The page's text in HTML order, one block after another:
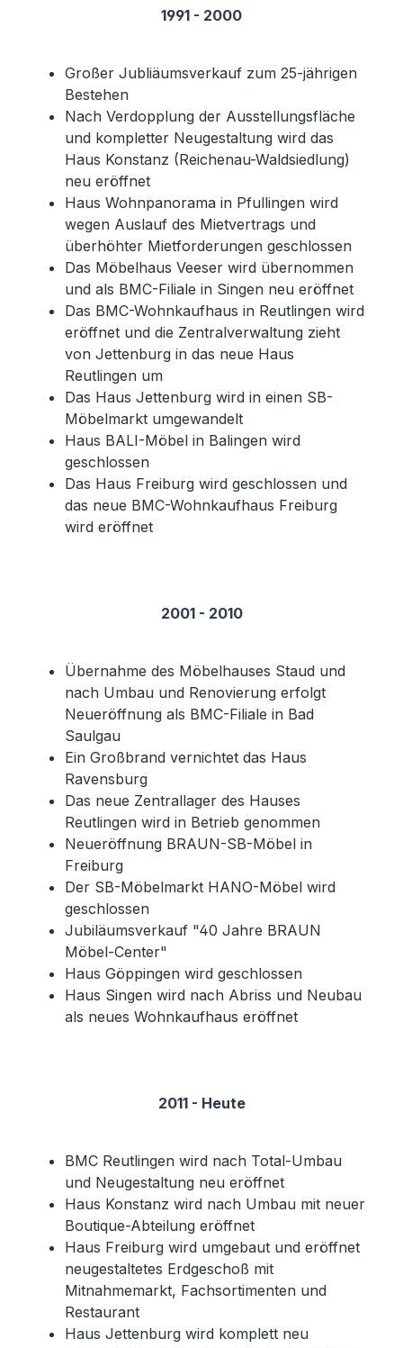
1991 - 2000
Großer Jubliäumsverkauf zum 25-jährigen
Bestehen
Nach Verdopplung der Ausstellungsfläche
und kompletter Neugestaltung wird das
Haus Konstanz (Reichenau-Waldsiedlung)
neu eröffnet
Haus Wohnpanorama in Pfullingen wird
wegen Auslauf des Mietvertrags und
überhöhter Mietforderungen geschlossen
Das Möbelhaus Veeser wird übernommen
und als BMC-Filiale in Singen neu eröffnet
Das BMC-Wohnkaufhaus in Reutlingen wird
eröffnet und die Zentralverwaltung zieht
von Jettenburg in das neue Haus
Reutlingen um
Das Haus Jettenburg wird in einen SB-
Möbelmarkt umgewandelt
Haus BALI-Möbel in Balingen wird
geschlossen
Das Haus Freiburg wird geschlossen und
das neue BMC-Wohnkaufhaus Freiburg
wird eröffnet
2001 - 2010
Übernahme des Möbelhauses Staud und
nach Umbau und Renovierung erfolgt
Neueröffnung als BMC-Filiale in Bad
Saulgau
Ein Großbrand vernichtet das Haus
Ravensburg
Das neue Zentrallager des Hauses
Reutlingen wird in Betrieb genommen
Neueröffnung BRAUN-SB-Möbel in
Freiburg
Der SB-Möbelmarkt HANO-Möbel wird
geschlossen
Jubiläumsverkauf "40 Jahre BRAUN
Möbel-Center"
Haus Göppingen wird geschlossen
Haus Singen wird nach Abriss und Neubau
als neues Wohnkaufhaus eröffnet
2011 - Heute
BMC Reutlingen wird nach Total-Umbau
und Neugestaltung neu eröffnet
Haus Konstanz wird nach Umbau mit neuer
Boutique-Abteilung eröffnet
Haus Freiburg wird umgebaut und eröffnet
neugestaltetes Erdgeschoß mit
Mitnahmemarkt, Fachsortimenten und
Restaurant
Haus Jettenburg wird komplett neu